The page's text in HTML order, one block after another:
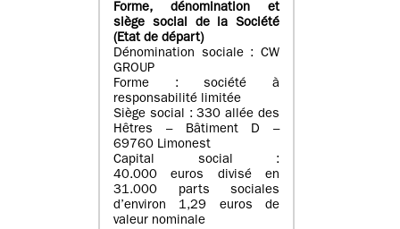
Forme, dénomination et
siège social de la Société
(Etatde départ)
Dénomination sociale : CW
GROUP
Forme : société à
responsabilité limitée
Siège social : 330 allée des
Hêtres – Bâtiment D –
69760 Limonest
Capital social :
40.000 euros divisé en
31.000 parts sociales
d’environ 1,29 euros de
valeur nominale